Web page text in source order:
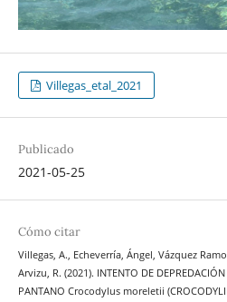
Villegas_etal_2021
Publicado
2021-05-25
Cómo citar
Villegas, A., Echeverría, Ángel, Vázquez
Arvizu, R. (2021). INTENTO DE
PANTANO Crocodylus moreletii